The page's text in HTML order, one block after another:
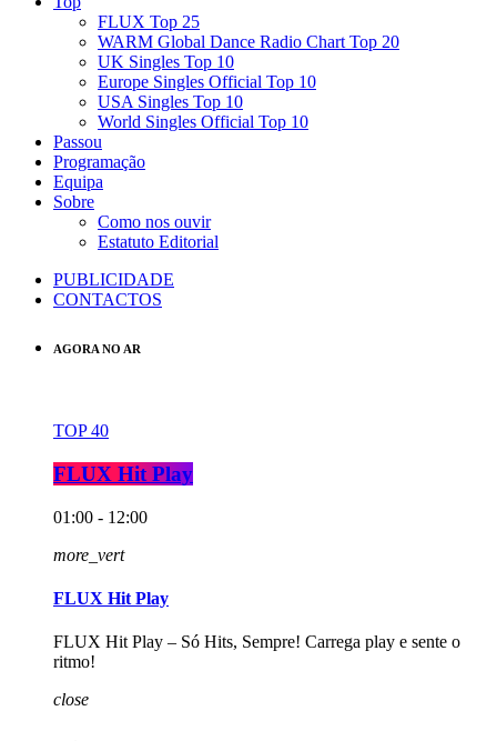
FLUX Top 25
WARM Global Dance Radio Chart Top 20
UK Singles Top 10
Europe Singles Official Top 10
USA Singles Top 10
World Singles Official Top 10
Passou
Programação
Equipa
Sobre
Como nos ouvir
Estatuto Editorial
PUBLICIDADE
CONTACTOS
AGORA NO AR
TOP 40
FLUX Hit Play
01:00 - 12:00
more_vert
FLUX Hit Play
FLUX Hit Play – Só Hits, Sempre! Carrega play e sente o
ritmo!
close